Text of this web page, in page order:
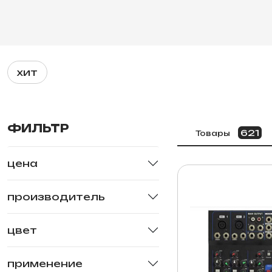
хит
ФИЛЬТР
цена
производитель
цвет
применение
Товары 621